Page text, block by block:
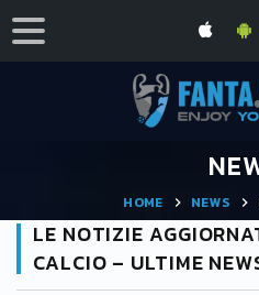
HOME NEWS
LE NOTIZIE
CALCIO – ULTIME